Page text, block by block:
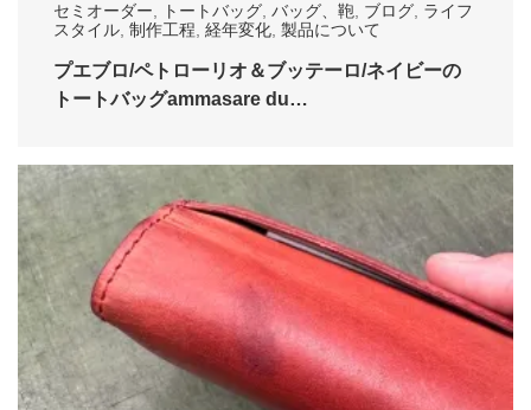
セミオーダー, トートバッグ, バッグ、鞄, ブログ, ライフ
スタイル, 制作工程, 経年変化, 製品について
プエブロ/ペトローリオ＆ブッテーロ/ネイビーの
トートバッグammasare du…